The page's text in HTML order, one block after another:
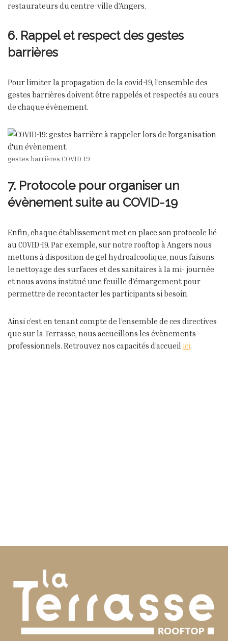
restaurateurs du centre-ville d’Angers.
6. Rappel et respect des gestes
barrières
Pour limiter la propagation de la covid-19, l’ensemble des
gestes barrières doivent être rappelés et respectés au cours
de chaque évènement.
gestes barrières COVID-19
7. Protocole pour organiser un
évènement suite au COVID-19
Enfin, chaque établissement met en place son protocole lié
au COVID-19. Par exemple, sur notre rooftop à Angers nous
mettons à disposition de gel hydroalcoolique, nous faisons
le nettoyage des surfaces et des sanitaires à la mi- journée
et nous avons institué une feuille d’émargement pour
permettre de recontacter les participants si besoin.
Ainsi c’est en tenant compte de l’ensemble de ces directives
que sur la Terrasse, nous accueillons les évènements
professionnels. Retrouvez nos capacités d’accueil ici.